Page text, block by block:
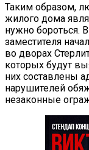
Таким образом,
жилого дома
нужно бороться.
заместителя
во дворах
которых будут
них составлены
нарушителей
незаконные